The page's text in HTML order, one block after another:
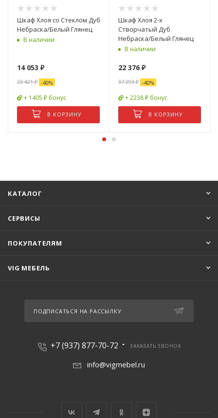
Шкаф Хлоя со Стеклом Дуб
Небраска/Белый Глянец
В наличии
14 053 ₽
23 421₽ -40%
+ 1405 ₽ бонус
В КОРЗИНУ
Шкаф Хлоя 2-х
Створчатый Дуб
Небраска/Белый Глянец
В наличии
22 376 ₽
37 293₽ -40%
+ 2238 ₽ бонус
В КОРЗИНУ
КАТАЛОГ
СЕРВИСЫ
ПОКУПАТЕЛЯМ
VIG МЕБЕЛЬ
ПОДПИСАТЬСЯ НА РАССЫЛКУ
+7 (937) 877-70-72 ЗАКАЗАТЬ ЗВОНОК
info@vigmebel.ru